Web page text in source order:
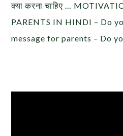
क्या करना चाहिए …
PARENTS IN HINDI – Do
message for parents – Do